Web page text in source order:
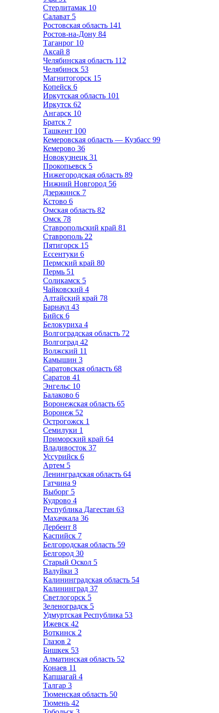
Стерлитамак 10
Салават 5
Ростовская область 141
Ростов-на-Дону 84
Таганрог 10
Аксай 8
Челябинская область 112
Челябинск 53
Магнитогорск 15
Копейск 6
Иркутская область 101
Иркутск 62
Ангарск 10
Братск 7
Ташкент 100
Кемеровская область — Кузбасс 99
Кемерово 36
Новокузнецк 31
Прокопьевск 5
Нижегородская область 89
Нижний Новгород 56
Дзержинск 7
Кстово 6
Омская область 82
Омск 78
Ставропольский край 81
Ставрополь 22
Пятигорск 15
Ессентуки 6
Пермский край 80
Пермь 51
Соликамск 5
Чайковский 4
Алтайский край 78
Барнаул 43
Бийск 6
Белокуриха 4
Волгоградская область 72
Волгоград 42
Волжский 11
Камышин 3
Саратовская область 68
Саратов 41
Энгельс 10
Балаково 6
Воронежская область 65
Воронеж 52
Острогожск 1
Семилуки 1
Приморский край 64
Владивосток 37
Уссурийск 6
Артем 5
Ленинградская область 64
Гатчина 9
Выборг 5
Кудрово 4
Республика Дагестан 63
Махачкала 36
Дербент 8
Каспийск 7
Белгородская область 59
Белгород 30
Старый Оскол 5
Валуйки 3
Калининградская область 54
Калининград 37
Светлогорск 5
Зеленоградск 5
Удмуртская Республика 53
Ижевск 42
Воткинск 2
Глазов 2
Бишкек 53
Алматинская область 52
Конаев 11
Капшагай 4
Талгар 3
Тюменская область 50
Тюмень 42